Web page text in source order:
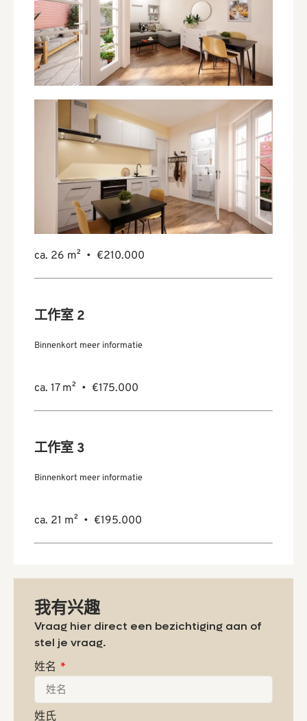
ca. 26 m² • €210.000
工作室 2
Binnenkort meer informatie
ca. 17 m² • €175.000
工作室 3
Binnenkort meer informatie
ca. 21 m² • €195.000
我有兴趣
Vraag hier direct een bezichtiging aan of
stel je vraag.
姓名
姓氏